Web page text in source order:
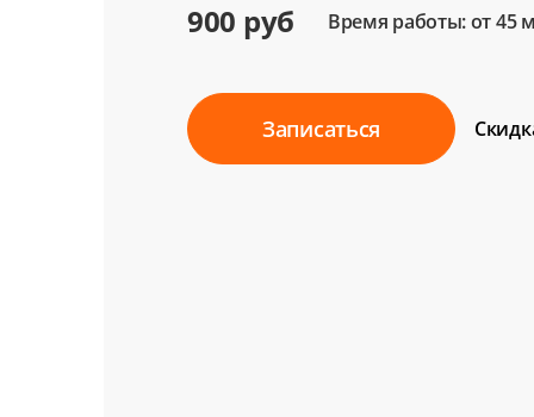
900 руб Время работы: от 45
Записаться